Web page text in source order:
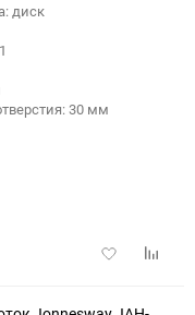
диск
30 мм
Добавить